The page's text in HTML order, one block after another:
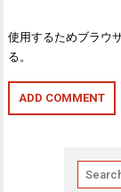
使用するためブラウ
る。